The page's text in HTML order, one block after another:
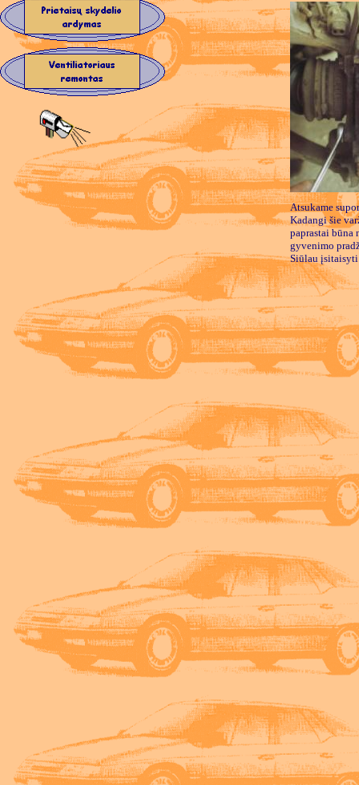
Atsukame
Kadangi šie
paprastai būna
gyvenimo
Siūlau